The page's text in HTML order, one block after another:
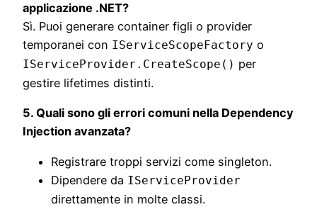
applicazione .NET?
Sì. Puoi generare container figli o provider
temporanei con IServiceScopeFactory o
IServiceProvider.CreateScope() per
gestire lifetimes distinti.
5. Quali sono gli errori comuni nella Dependency
Injection avanzata?
Registrare troppi servizi come singleton.
Dipendere da IServiceProvider
direttamente in molte classi.